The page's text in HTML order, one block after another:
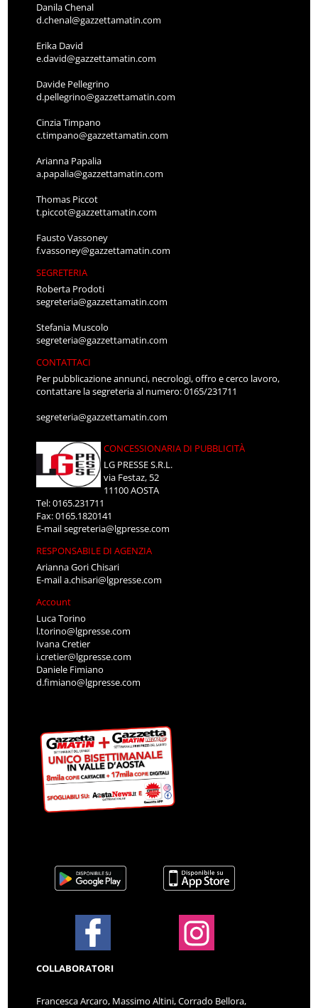
Danila Chenal
d.chenal@gazzettamatin.com
Erika David
e.david@gazzettamatin.com
Davide Pellegrino
d.pellegrino@gazzettamatin.com
Cinzia Timpano
c.timpano@gazzettamatin.com
Arianna Papalia
a.papalia@gazzettamatin.com
Thomas Piccot
t.piccot@gazzettamatin.com
Fausto Vassoney
f.vassoney@gazzettamatin.com
SEGRETERIA
Roberta Prodoti
segreteria@gazzettamatin.com
Stefania Muscolo
segreteria@gazzettamatin.com
CONTATTACI
Per pubblicazione annunci, necrologi, offro e cerco lavoro,
contattare la segreteria al numero: 0165/231711
segreteria@gazzettamatin.com
CONCESSIONARIA DI PUBBLICITÀ
LG PRESSE S.R.L.
via Festaz, 52
11100 AOSTA
Tel: 0165.231711
Fax: 0165.1820141
E-mailsegreteria@lgpresse.com
RESPONSABILE DI AGENZIA
Arianna Gori Chisari
E-maila.chisari@lgpresse.com
Account
Luca Torino
l.torino@lgpresse.com
Ivana Cretier
i.cretier@lgpresse.com
Daniele Fimiano
d.fimiano@lgpresse.com
COLLABORATORI
Francesca Arcaro, Massimo Altini, Corrado Bellora,